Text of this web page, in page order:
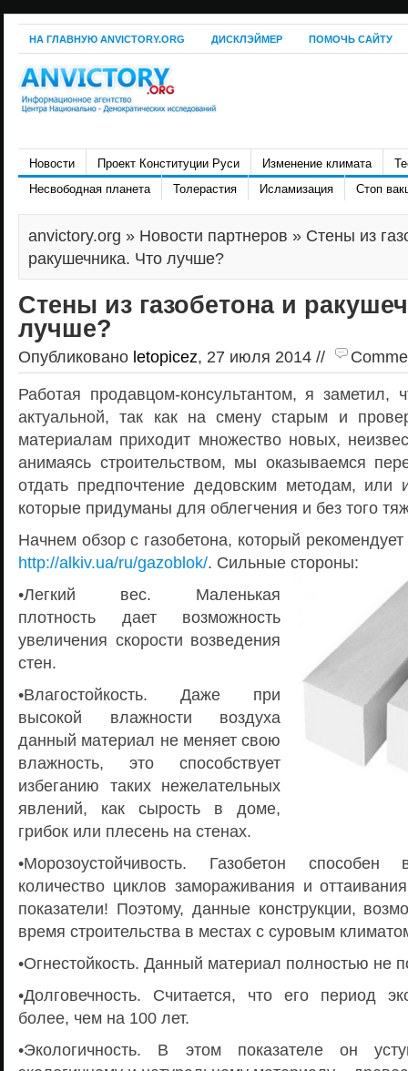
НА ГЛАВНУЮ ANVICTORY.ORG ДИСКЛЭЙМЕР ПОМОЧЬ САЙТУ
Новости Проект Конституции Руси Изменение климата
Несвободная планета
Толерастия Исламизация Стоп
anvictory.org » Новости партнеров » Стены из
ракушечника. Что лучше?
Стены из газобетона и
лучше?
Опубликовано letopicez, 27 июля 2014 //
Работая продавцом-консультантом, я заметил,
актуальной, так как на смену старым и
материалам приходит множество новых,
анимаясь строительством, мы оказываемся
отдать предпочтение дедовским методам, или
которые придуманы для облегчения и без того
Начнем обзор с газобетона, который
http://alkiv.ua/ru/gazoblok/. Сильные стороны:
•Легкий вес. Маленькая
плотность дает возможность
увеличения скорости возведения
стен.
•Влагостойкость. Даже при
высокой влажности воздуха
данный материал не меняет свою
влажность, это способствует
избеганию таких нежелательных
явлений, как сырость в доме,
грибок или плесень на стенах.
•Морозоустойчивость. Газобетон способен
количество циклов замораживания и
показатели! Поэтому, данные конструкции,
время строительства в местах с суровым
•Огнестойкость. Данный материал полностью не
•Долговечность. Считается, что его период
более, чем на 100 лет.
•Экологичность. В этом показателе он